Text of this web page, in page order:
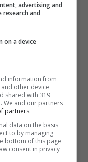
queste
il valore
a cui Leo
quello
Leather
e stile
advertising and
research and
on a device
information from
other device
shared with 319
We and our partners
partners.
data on the basis
to by managing
bottom of this page
consent in privacy